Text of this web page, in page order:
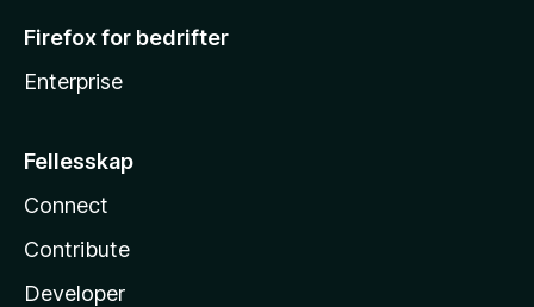
Firefox for bedrifter
Enterprise
Fellesskap
Connect
Contribute
Developer